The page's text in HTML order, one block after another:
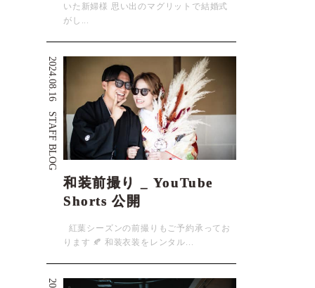
いた新婦様 思い出のマグリットで結婚式
がし...
和装前撮り _ YouTube
Shorts 公開
2024.08.16
STAFF BLOG
紅葉シーズンの前撮りもご予約承ってお
ります 🍂 和装衣装をレンタル...